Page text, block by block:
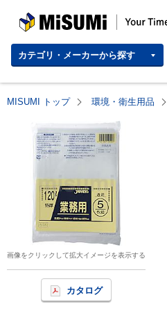
MISUMI | Your Time, Our Priority
カテゴリ・メーカーから探す
MISUMI トップ 環境・衛生用品
画像をクリックして拡大イメージを表示する
カタログ